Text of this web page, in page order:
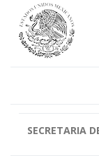
SECRETARIA